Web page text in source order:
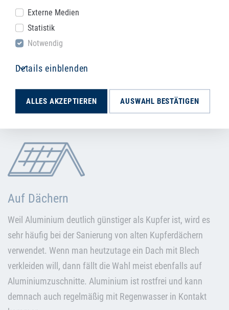
Aluminium ist leicht, gut zu formen und haltbar. Darum
kommen präzise Laserzuschnitte aus Aluminium an vielen
verschiedenen Orten zum Einsatz. Je nach Anforderung
kann dabei aus unterschiedlichen Legierungen gewählt
Auf Dächern
Weil Aluminium deutlich günstiger als Kupfer ist, wird es
sehr häufig bei der Sanierung von alten Kupferdächern
verwendet. Wenn man heutzutage ein Dach mit Blech
verkleiden will, dann fällt die Wahl meist ebenfalls auf
Aluminiumzuschnitte. Aluminium ist rostfrei und kann
demnach auch regelmäßig mit Regenwasser in Kontakt
Externe Medien
Statistik
Notwendig
Details einblenden
ALLES AKZEPTIEREN AUSWAHL BESTÄTIGEN